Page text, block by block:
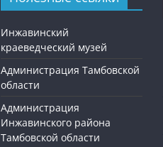
Инжавинский
краеведческий музей
Администрация Тамбовской
области
Администрация
Инжавинского района
Тамбовской области